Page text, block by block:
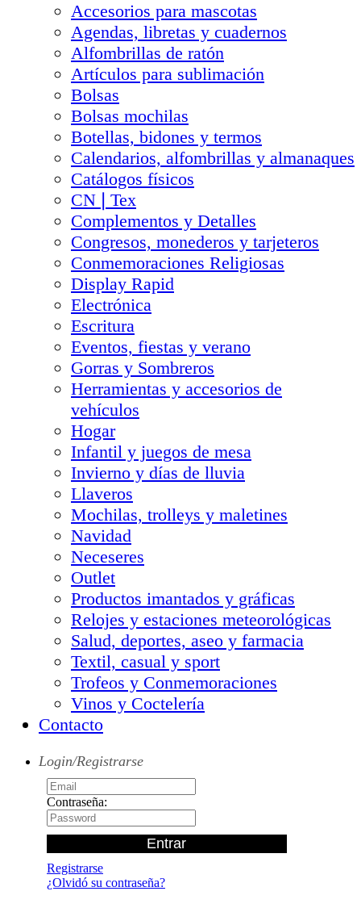
Accesorios para mascotas
Agendas, libretas y cuadernos
Alfombrillas de ratón
Artículos para sublimación
Bolsas
Bolsas mochilas
Botellas, bidones y termos
Calendarios, alfombrillas y almanaques
Catálogos físicos
CN❘Tex
Complementos y Detalles
Congresos, monederos y tarjeteros
Conmemoraciones Religiosas
Display Rapid
Electrónica
Escritura
Eventos, fiestas y verano
Gorras y Sombreros
Herramientas y accesorios de
vehículos
Hogar
Infantil y juegos de mesa
Invierno y días de lluvia
Llaveros
Mochilas, trolleys y maletines
Navidad
Neceseres
Outlet
Productos imantados y gráficas
Relojes y estaciones meteorológicas
Salud, deportes, aseo y farmacia
Textil, casual y sport
Trofeos y Conmemoraciones
Vinos y Coctelería
Contacto
Login/Registrarse
Contraseña:
Registrarse
¿Olvidó su contraseña?